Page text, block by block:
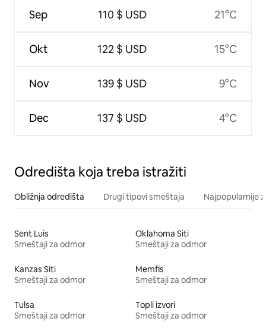
Sep
Okt
Nov
Dec
110 $ USD
122 $ USD
139 $ USD
137 $ USD
21°C
15°C
9°C
4°C
Odredišta koja treba istražiti
Obližnja odredišta Drugi tipovi smeštaja Najpopularnije
Sent Luis
Smeštaji za odmor
Oklahoma Siti
Smeštaji za odmor
Kanzas Siti
Smeštaji za odmor
Memfis
Smeštaji za odmor
Tulsa
Smeštaji za odmor
Topli izvori
Smeštaji za odmor